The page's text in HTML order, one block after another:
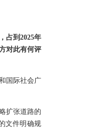
占到2025年
对此有何评
国际社会广
扩张道路的
文件明确规